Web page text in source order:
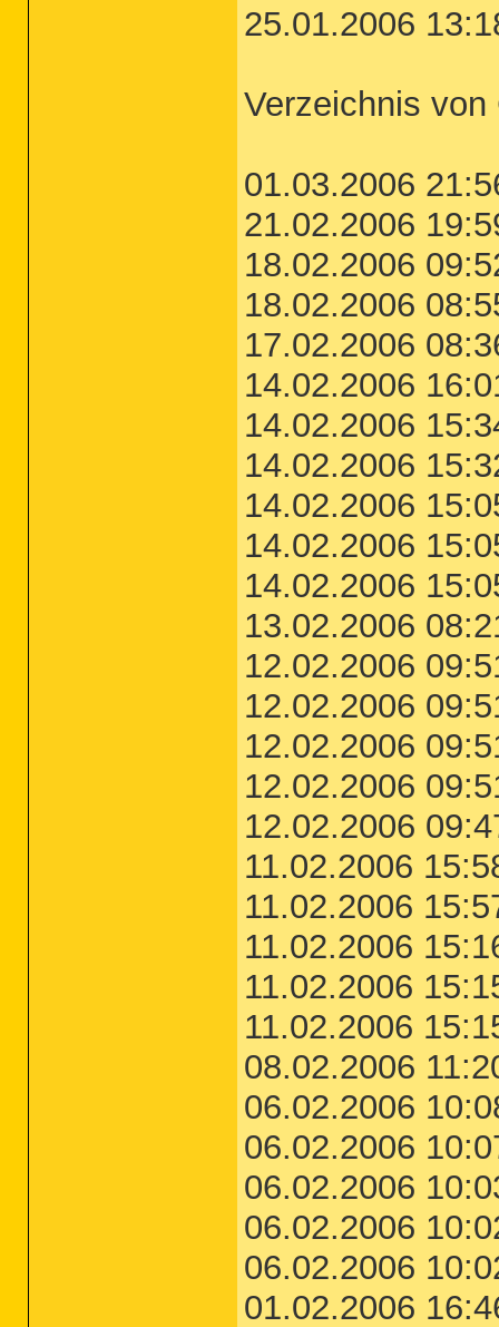
25.01.2006
Verzeichnis
01.03.2006
21.02.2006
18.02.2006
18.02.2006
17.02.2006
14.02.2006
14.02.2006
14.02.2006
14.02.2006
14.02.2006
14.02.2006
13.02.2006
12.02.2006
12.02.2006
12.02.2006
12.02.2006
12.02.2006
11.02.2006
11.02.2006
11.02.2006
11.02.2006
11.02.2006
08.02.2006
06.02.2006
06.02.2006
06.02.2006
06.02.2006
06.02.2006
01.02.2006